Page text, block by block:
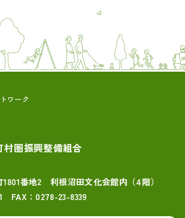
ワーク
圏振興整備組合
番地2 利根沼田文化会館内（4階）
FAX：0278-23-8339